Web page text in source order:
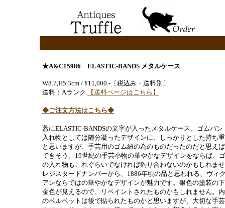
★A&C15986 ELASTIC-BANDS メタルケース
W8.7,H5.3cm / ¥11,000.-〔税込み・送料別〕
送料：Aランク
【送料ページはこちら】
◆ご注文方法はこちら◆
蓋にELASTIC-BANDSの文字が入ったメタルケース。ゴムバン
入れ物としては随分凝ったデザインに、しっかりとした持ち
と思いますが、手芸用のゴム紐の為のものだったのだと思え
できそう。19世紀の手芸小物の華やかなデザインをならば、
の入れ物もこれぐらいでなければ釣り合わないのかもしれま
レジスタードナンバーから、1886年頃の品と思われる、ヴィ
アンならではの華やかなデザインが魅力です。銀色の塗装の
金色が見えるので、リペイントされたものかもしれません。
のベルベットは後で貼られたものかと思いますが、大切な手